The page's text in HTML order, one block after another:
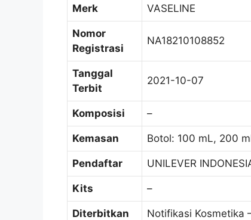
Merk VASELINE
Nomor
Registrasi
NA18210108852
Tanggal
Terbit
2021-10-07
Komposisi –
Kemasan Botol: 100 mL, 200
Pendaftar UNILEVER
Kits –
Diterbitkan
Notifikasi Kosmetika